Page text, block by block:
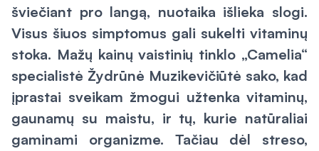
šviečiant pro langą, nuotaika išlieka slogi.
Visus šiuos simptomus gali sukelti vitaminų
stoka. Mažų kainų vaistinių tinklo „Camelia“
specialistė Žydrūnė Muzikevičiūtė sako, kad
įprastai sveikam žmogui užtenka vitaminų,
gaunamų su maistu, ir tų, kurie natūraliai
gaminami organizme. Tačiau dėl streso,